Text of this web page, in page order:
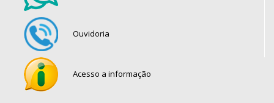
Ouvidoria
Acesso a informação